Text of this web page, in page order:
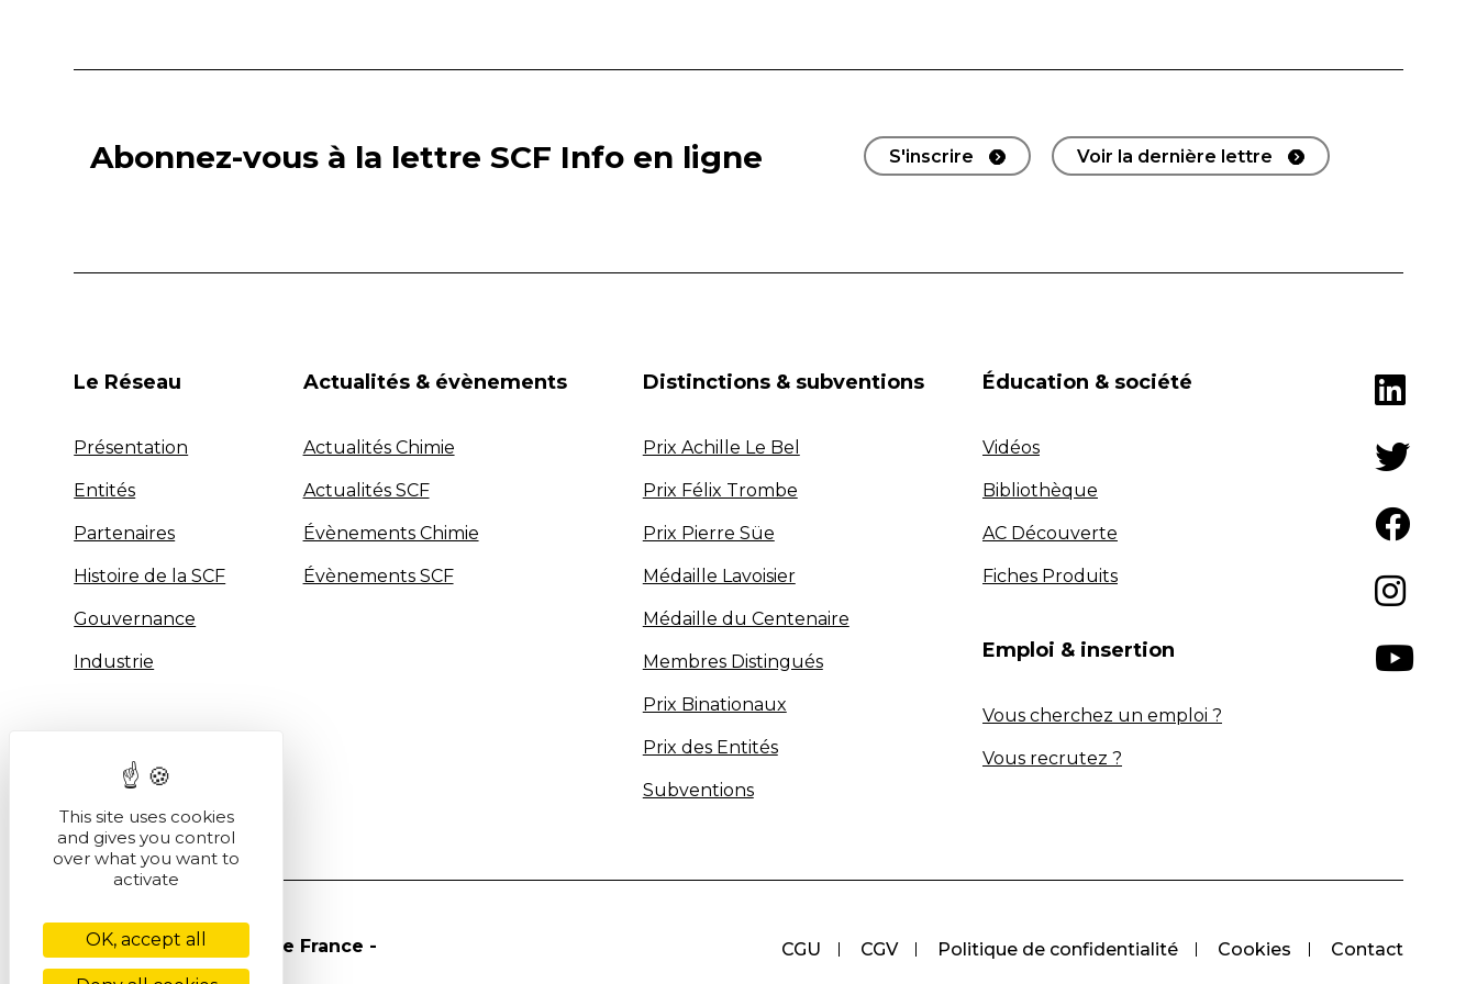
Abonnez-vous à la lettre SCF Info en ligne S'inscrire Voir la dernière lettre
Le Réseau
Présentation
Entités
Partenaires
Histoire de la SCF
Gouvernance
Industrie
Actualités & évènements
Actualités Chimie
Actualités SCF
Évènements Chimie
Évènements SCF
Distinctions & subventions
Prix Achille Le Bel
Prix Félix Trombe
Prix Pierre Süe
Médaille Lavoisier
Médaille du Centenaire
Membres Distingués
Prix Binationaux
Prix des Entités
Subventions
Éducation & société
Vidéos
Bibliothèque
AC Découverte
Fiches Produits
Emploi & insertion
Vous cherchez un emploi ?
Vous recrutez ?
CGU CGV Politique de confidentialité Cookies Contact
© Société Chimique de France -
This site uses cookies
and gives you control
over what you want to
activate
OK, accept all